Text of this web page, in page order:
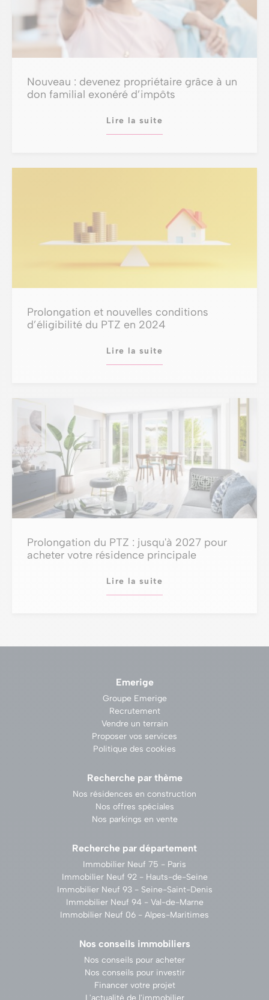
Nouveau : devenez propriétaire grâce à un
don familial exonéré d’impôts
Lire la suite
Prolongation et nouvelles conditions
d’éligibilité du PTZ en 2024
Lire la suite
Prolongation du PTZ : jusqu'à 2027 pour
acheter votre résidence principale
Lire la suite
Emerige
Groupe Emerige
Recrutement
Vendre un terrain
Proposer vos services
Politique des cookies
Recherche par thème
Nos résidences en construction
Nos offres spéciales
Nos parkings en vente
Recherche par département
Immobilier Neuf 75 - Paris
Immobilier Neuf 92 - Hauts-de-Seine
Immobilier Neuf 93 - Seine-Saint-Denis
Immobilier Neuf 94 - Val-de-Marne
Immobilier Neuf 06 - Alpes-Maritimes
Nos conseils immobiliers
Nos conseils pour acheter
Nos conseils pour investir
Financer votre projet
L'actualité de l'immobilier